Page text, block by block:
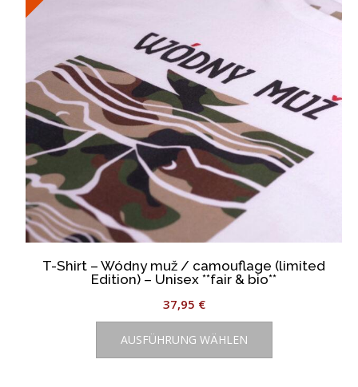
gewählt
werden
T-Shirt – Wódny muž / camouflage (limited
Edition) – Unisex **fair & bio**
37,95 €
AUSFÜHRUNG WÄHLEN
Dieses
weist